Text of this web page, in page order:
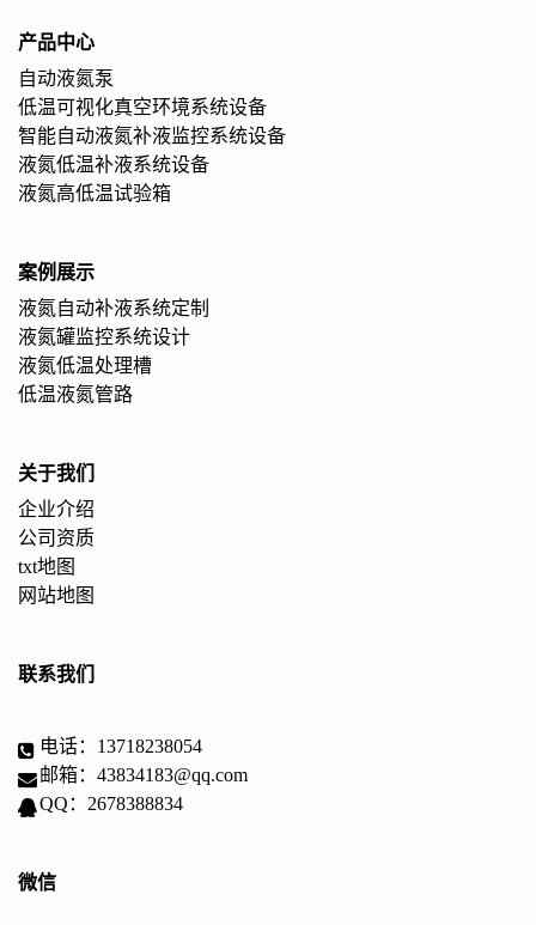
产品中心
自动液氮泵
低温可视化真空环境系统设备
智能自动液氮补液监控系统设备
液氮低温补液系统设备
液氮高低温试验箱
案例展示
液氮自动补液系统定制
液氮罐监控系统设计
液氮低温处理槽
低温液氮管路
关于我们
企业介绍
公司资质
txt地图
网站地图
联系我们
电话：13718238054
邮箱：43834183@qq.com
QQ：2678388834
微信